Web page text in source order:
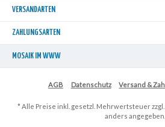
VERSANDARTEN
ZAHLUNGSARTEN
MOSAIK IM WWW
AGB Datenschutz Versand &
* Alle Preise inkl. gesetzl. Mehrwertsteuer zzgl.
anders angegeben.